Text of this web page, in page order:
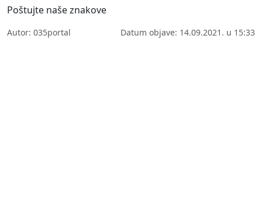
Poštujte naše znakove
Autor: 035portal Datum objave: 14.09.2021. u 15:33